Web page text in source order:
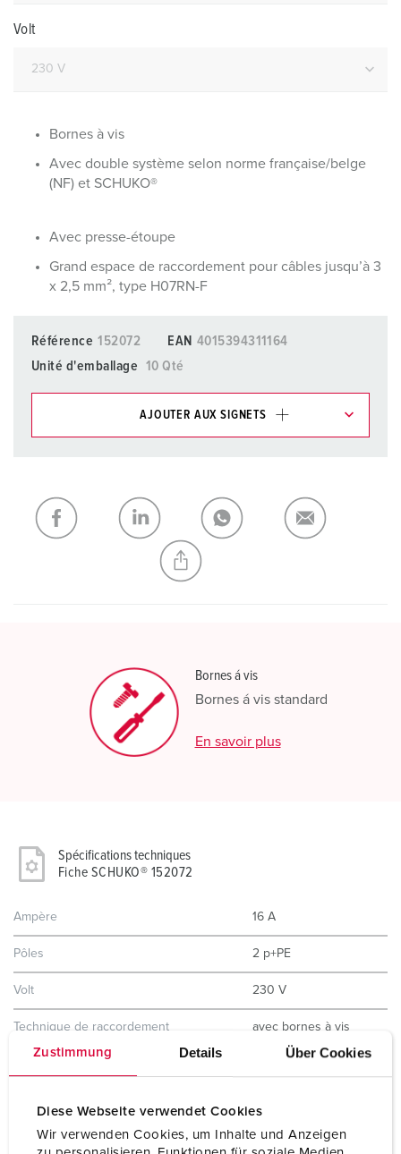
Zustimmung Details Über Cookies
Diese Webseite verwendet Cookies
Wir verwenden Cookies, um Inhalte und Anzeigen
Volt
Bornes à vis
Avec double système selon norme française/belge
(NF) et SCHUKO®
Avec presse-étoupe
Grand espace de raccordement pour câbles jusqu’à 3
x 2,5 mm², type H07RN-F
Référence 152072 EAN 4015394311164
Unité d'emballage
10 Qté
AJOUTER AUX SIGNETS
Ma liste AJOUTER
CRÉER UNE NOUVELLE LISTE
Bornes á vis
Bornes á vis standard
En savoir plus
Spécifications techniques
Fiche SCHUKO® 152072
Ampère 16 A
Pôles 2 p+PE
Volt 230 V
Technique de raccordement avec bornes à vis
Sécurité enfants Non